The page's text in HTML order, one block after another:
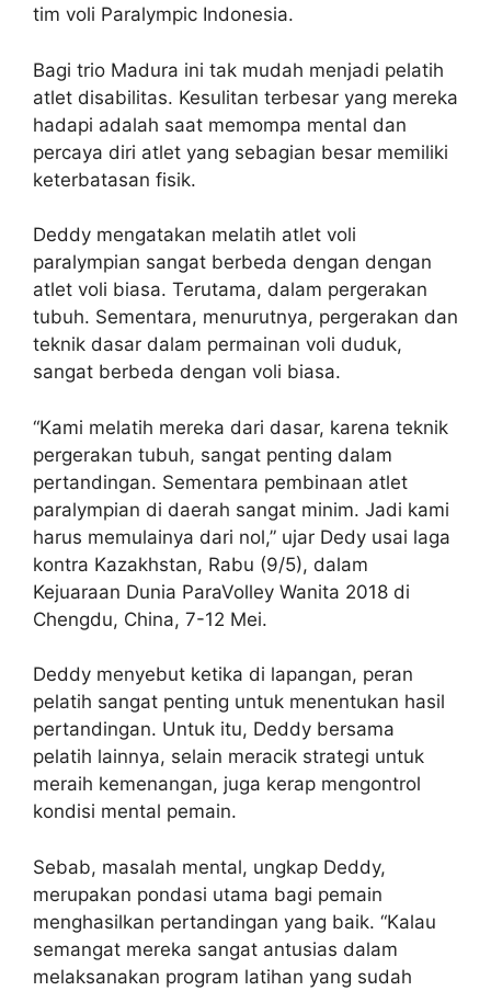
tim voli Paralympic Indonesia.
Bagi trio Madura ini tak mudah menjadi pelatih
atlet disabilitas. Kesulitan terbesar yang mereka
hadapi adalah saat memompa mental dan
percaya diri atlet yang sebagian besar memiliki
keterbatasan fisik.
Deddy mengatakan melatih atlet voli
paralympian sangat berbeda dengan dengan
atlet voli biasa. Terutama, dalam pergerakan
tubuh. Sementara, menurutnya, pergerakan dan
teknik dasar dalam permainan voli duduk,
sangat berbeda dengan voli biasa.
“Kami melatih mereka dari dasar, karena teknik
pergerakan tubuh, sangat penting dalam
pertandingan. Sementara pembinaan atlet
paralympian di daerah sangat minim. Jadi kami
harus memulainya dari nol,” ujar Dedy usai laga
kontra Kazakhstan, Rabu (9/5), dalam
Kejuaraan Dunia ParaVolley Wanita 2018 di
Chengdu, China, 7-12 Mei.
Deddy menyebut ketika di lapangan, peran
pelatih sangat penting untuk menentukan hasil
pertandingan. Untuk itu, Deddy bersama
pelatih lainnya, selain meracik strategi untuk
meraih kemenangan, juga kerap mengontrol
kondisi mental pemain.
Sebab, masalah mental, ungkap Deddy,
merupakan pondasi utama bagi pemain
menghasilkan pertandingan yang baik. “Kalau
semangat mereka sangat antusias dalam
melaksanakan program latihan yang sudah